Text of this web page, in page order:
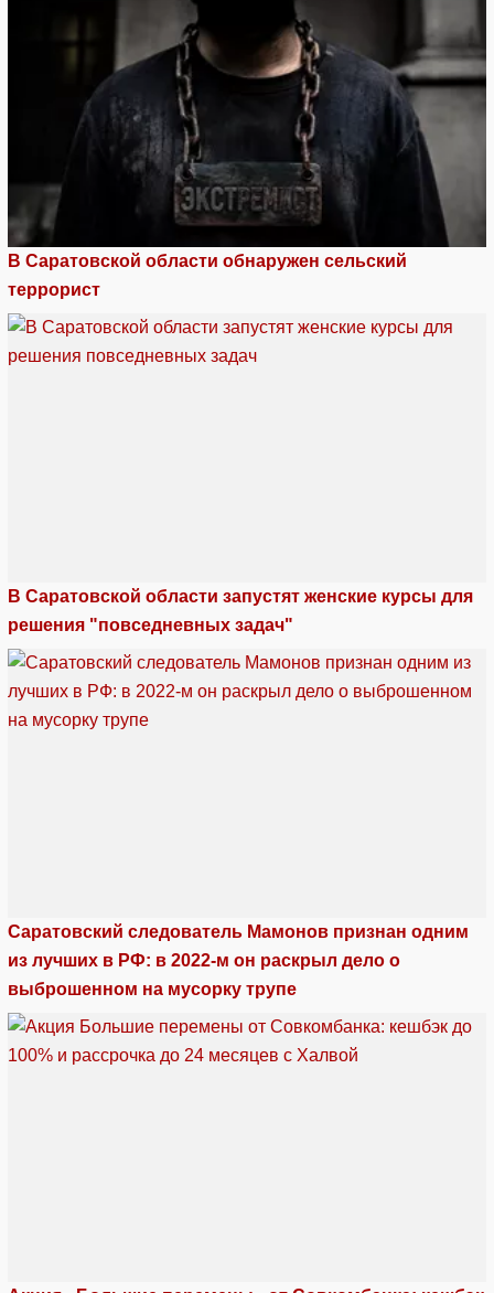
В Саратовской области обнаружен сельский
террорист
В Саратовской области запустят женские курсы для
решения "повседневных задач"
Саратовский следователь Мамонов признан одним
из лучших в РФ: в 2022-м он раскрыл дело о
выброшенном на мусорку трупе